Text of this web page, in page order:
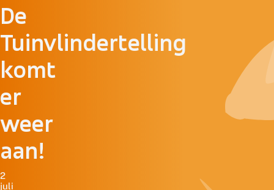
De
Tuinvlindertelling
komt
er
weer
aan!
2
juli